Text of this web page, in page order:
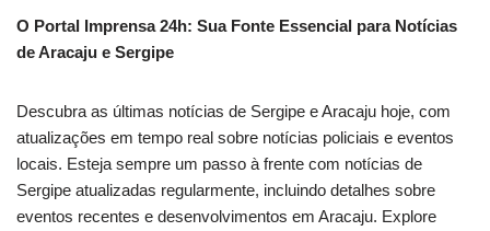
O Portal Imprensa 24h: Sua Fonte Essencial para Notícias
de Aracaju e Sergipe
Descubra as últimas notícias de Sergipe e Aracaju hoje, com
atualizações em tempo real sobre notícias policiais e eventos
locais. Esteja sempre um passo à frente com notícias de
Sergipe atualizadas regularmente, incluindo detalhes sobre
eventos recentes e desenvolvimentos em Aracaju. Explore